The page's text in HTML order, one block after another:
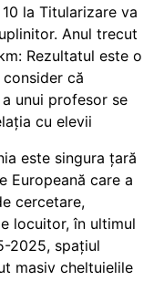
la Titularizare va
Anul trecut
Rezultatul este o
că
unui profesor se
cu elevii
este singura țară
Europeană care a
cercetare,
locuitor, în ultimul
2025, spațiul
masiv cheltuielile